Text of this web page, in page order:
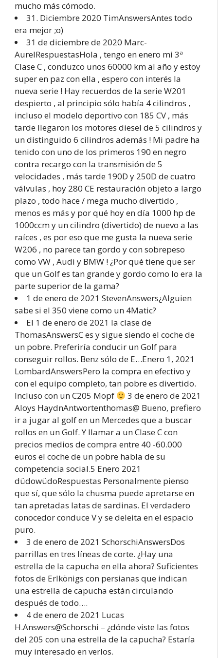
mucho más cómodo.
31. Diciembre 2020 TimAnswersAntes todo
era mejor ;o)
31 de diciembre de 2020 Marc-
AurelRespuestasHola , tengo en enero mi 3ª
Clase C , conduzco unos 60000 km al año y estoy
super en paz con ella , espero con interés la
nueva serie ! Hay recuerdos de la serie W201
despierto , al principio sólo había 4 cilindros ,
incluso el modelo deportivo con 185 CV , más
tarde llegaron los motores diesel de 5 cilindros y
un distinguido 6 cilindros además ! Mi padre ha
tenido con uno de los primeros 190 en negro
contra recargo con la transmisión de 5
velocidades , más tarde 190D y 250D de cuatro
válvulas , hoy 280 CE restauración objeto a largo
plazo , todo hace / mega mucho divertido ,
menos es más y por qué hoy en día 1000 hp de
1000ccm y un cilindro (divertido) de nuevo a las
raíces , es por eso que me gusta la nueva serie
W206 , no parece tan gordo y con sobrepeso
como VW , Audi y BMW ! ¿Por qué tiene que ser
que un Golf es tan grande y gordo como lo era la
parte superior de la gama?
1 de enero de 2021 StevenAnswers¿Alguien
sabe si el 350 viene como un 4Matic?
El 1 de enero de 2021 la clase de
ThomasAnswersC es y sigue siendo el coche de
un pobre. Preferiría conducir un Golf para
conseguir rollos. Benz sólo de E…Enero 1, 2021
LombardAnswersPero la compra en efectivo y
con el equipo completo, tan pobre es divertido.
Incluso con un C205 Mopf
3 de enero de 2021
Aloys HaydnAntwortenthomas@ Bueno, prefiero
ir a jugar al golf en un Mercedes que a buscar
rollos en un Golf. Y llamar a un Clase C con
precios medios de compra entre 40 -60.000
euros el coche de un pobre habla de su
competencia social.5 Enero 2021
düdowüdoRespuestas Personalmente pienso
que sí, que sólo la chusma puede apretarse en
tan apretadas latas de sardinas. El verdadero
conocedor conduce V y se deleita en el espacio
puro.
3 de enero de 2021 SchorschiAnswersDos
parrillas en tres líneas de corte. ¿Hay una
estrella de la capucha en ella ahora? Suficientes
fotos de Erlkönigs con persianas que indican
una estrella de capucha están circulando
después de todo….
4 de enero de 2021 Lucas
H.Answers@Schorschi – ¿dónde viste las fotos
del 205 con una estrella de la capucha? Estaría
muy interesado en verlos.